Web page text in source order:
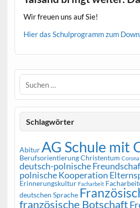
Wir freuen uns auf Sie!
Hier das Schulprogramm zum
Schlagwörter
Abitur AG Schule mit
BerufsorientierungChristentum Corona
deutsch-polnische
polnische Kooperation
Erinnerungskultur Facharbeit
deutschen Sprache
französische Botschaft